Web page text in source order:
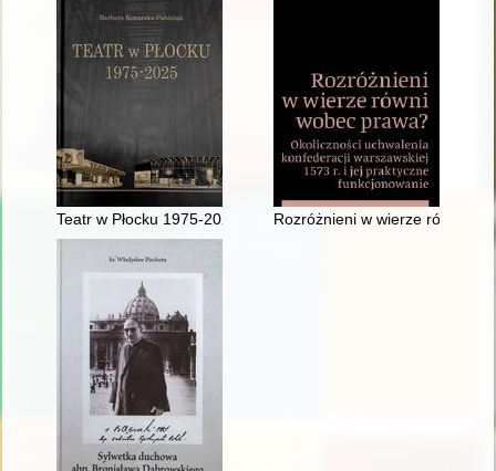
Teatr w Płocku 1975-2025 Rozróżnieni w wierze równi